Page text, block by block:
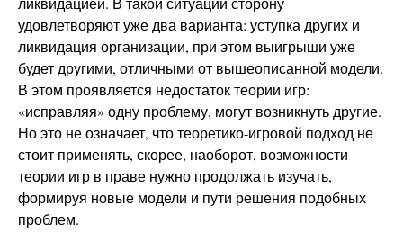
удовлетворяют уже два варианта: уступка других и
ликвидация организации, при этом выигрыши уже
будет другими, отличными от вышеописанной модели.
В этом проявляется недостаток теории игр:
«исправляя» одну проблему, могут возникнуть другие.
Но это не означает, что теоретико-игровой подход не
стоит применять, скорее, наоборот, возможности
теории игр в праве нужно продолжать изучать,
формируя новые модели и пути решения подобных
проблем.